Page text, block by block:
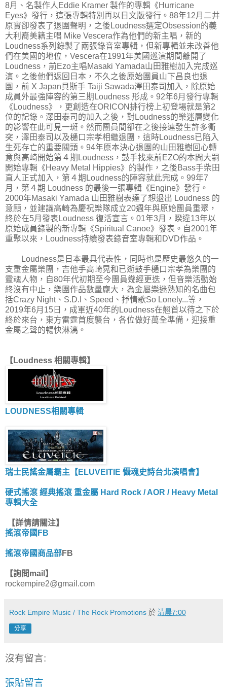
8月、名製作人Eddie Kramer 製作的專輯《Hurricane
Eyes》發行，這張專輯特別再以日文版發行。88年12月二井
原實卻發表了退團聲明，之後Loudness選定Obsession的義
大利裔美籍主唱 Mike Vescera作為他們的新主唱，新的
Loudness系列錄製了兩張錄音室專輯，但新專輯並未改善他
們在美國的地位，Vescera在1991年美國巡演期間離開了
Loudness，前Ezo主唱Masaki Yamada山田雅樹加入完成巡
演。之後他們返回日本，不久之後原始團員山下昌良也退
團，前 X Japan貝斯手 Taiji Sawada澤田泰司加入，除原始
成員外最強陣容的第三期Loudness 形成。92年6月發行專輯
《Loudness》，更創造在ORICON排行榜上初登場就是第2
位的記錄。澤田泰司的加入之後，對Loudness的樂迷層變化
的影響在此可見一斑。然而團員間卻在之後接連發生許多衝
突，澤田泰司以及樋口宗孝相繼退團，這時Loudness已陷入
生死存亡的重要關頭。94年原本決心退團的山田雅樹回心轉
意與高崎開始第４期Loudness，鼓手找來前EZO的本間大嗣
開始專輯《Heavy Metal Hippies》的製作，之後Bass手柴田
直人正式加入，第４期Loudness的陣容就此完成。99年7
月，第４期 Loudness 的最後一張專輯《Engine》發行。
2000年Masaki Yamada 山田雅樹表達了想退出 Loudness 的
意願，並建議高崎為慶祝樂隊成立20週年與原始團員重聚，
終於在5月發表Loudness 復活宣言。01年3月，睽違13年以
原始成員錄製的新專輯《Spiritual Canoe》發表。自2001年
重聚以來，Loudness持續發表錄音室專輯和DVD作品。
Loudness是日本最具代表性，同時也是歷史最悠久的一
支重金屬樂團，吉他手高崎晃和已逝鼓手樋口宗孝為樂團的
靈魂人物，自80年代初期至今團員幾經更迭，但音樂活動始
終沒有中止，樂團作品數量龐大，為金屬樂迷熟知的名曲包
括Crazy Night、S.D.I、Speed、抒情歌So Lonely...等，
2019年6月15日，成軍近40年的Loudness在翹首以待之下於
終於來台，東方雷霆首度襲台，各位做好萬全準備，迎接重
金屬之聲的暢快淋漓。
【Loudness 相關專輯】
LOUDNESS相關專輯
瑞士民謠金屬霸主【ELUVEITIE 懾魂史詩台北演唱會】
硬式搖滾 經典搖滾 重金屬 Hard Rock / AOR / Heavy Metal
專輯大全
【詳情請關注】
搖滾帝國FB
搖滾帝國商品部FB
【詢問mail】
rockempire2@gmail.com
Rock Empire Music / The Rock Promotions 於 清晨7:00
分享
沒有留言:
張貼留言